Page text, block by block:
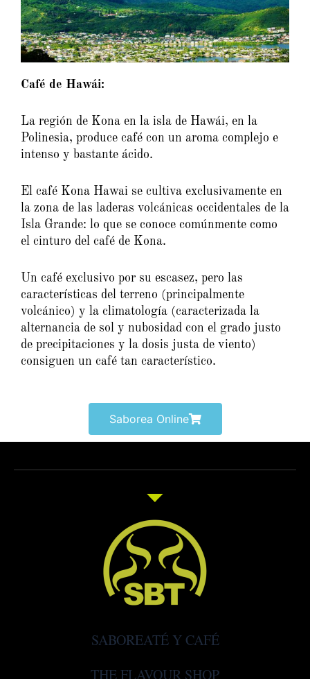
Café de Hawái:
La región de Kona en la isla de Hawái, en la
Polinesia, produce café con un aroma complejo e
intenso y bastante ácido.
El café Kona Hawai se cultiva exclusivamente en
la zona de las laderas volcánicas occidentales de la
Isla Grande: lo que se conoce comúnmente como
el cinturo del café de Kona.
Un café exclusivo por su escasez, pero las
características del terreno (principalmente
volcánico) y la climatología (caracterizada la
alternancia de sol y nubosidad con el grado justo
de precipitaciones y la dosis justa de viento)
consiguen un café tan característico.
Saborea Online
SABOREATÉ Y CAFÉ
THE FLAVOUR SHOP